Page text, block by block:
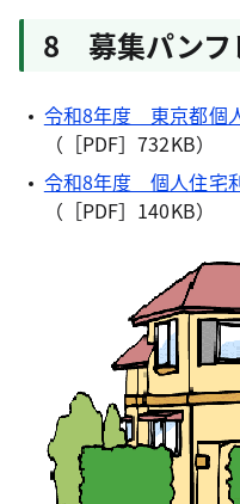
8 募集パンフ
令和8年度 東京都個
（［PDF］732KB）
令和8年度 個人住宅
（［PDF］140KB）